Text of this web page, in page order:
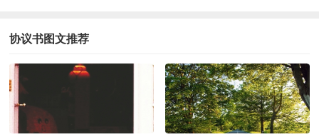
协议书图文推荐